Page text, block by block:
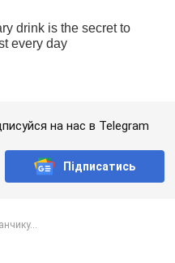
на нас в Telegram
Підписатись